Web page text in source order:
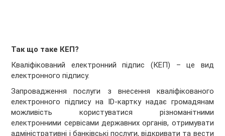
Так що таке КЕП?
Кваліфікований електронний підпис (КЕП) – це вид
електронного підпису.
Запровадження послуги з внесення кваліфікованого
електронного підпису на ID-картку надає громадянам
можливість користуватися різноманітними
електронними сервісами державних органів, отримувати
адміністративні і банківські послуги, відкривати та вести